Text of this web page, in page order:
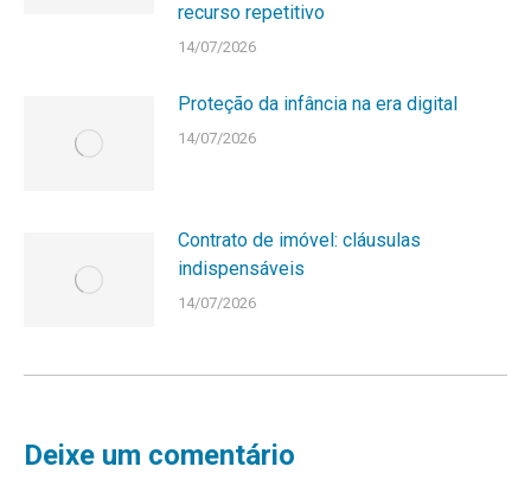
recurso repetitivo
14/07/2026
Proteção da infância na era digital
14/07/2026
Contrato de imóvel: cláusulas
indispensáveis
14/07/2026
Deixe um comentário